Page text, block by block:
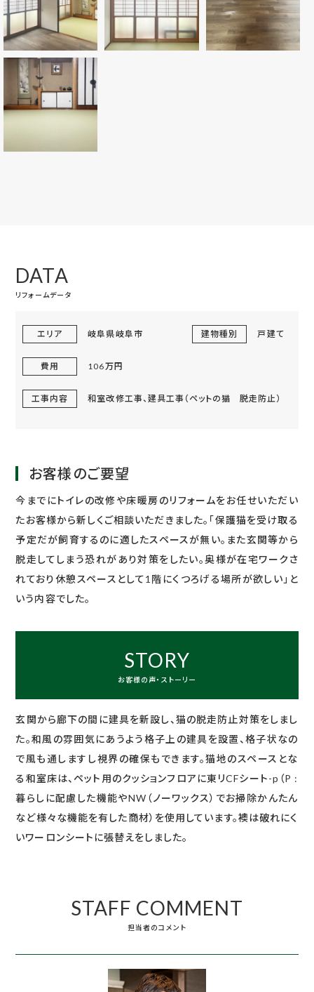
DATA
リフォームデータ
エリア 岐阜県岐阜市 建物種別 戸建て
費用 106万円
工事内容 和室改修工事、建具工事（ペットの猫 脱走防止）
お客様のご要望
今までにトイレの改修や床暖房のリフォームをお任せいただい
たお客様から新しくご相談いただきました。「保護猫を受け取る
予定だが飼育するのに適したスペースが無い。また玄関等から
脱走してしまう恐れがあり対策をしたい。奥様が在宅ワークさ
れており休憩スペースとして1階にくつろげる場所が欲しい」と
いう内容でした。
STORY
お客様の声・ストーリー
玄関から廊下の間に建具を新設し、猫の脱走防止対策をしまし
た。和風の雰囲気にあうよう格子上の建具を設置、格子状なの
で風も通しますし視界の確保もできます。猫地のスペースとな
る和室床は、ペット用のクッションフロアに東リCFシート-p（P :
暮らしに配慮した機能やNW（ノーワックス）でお掃除かんたん
など様々な機能を有した商材）を使用しています。襖は破れにく
いワーロンシートに張替えをしました。
STAFF COMMENT
担当者のコメント